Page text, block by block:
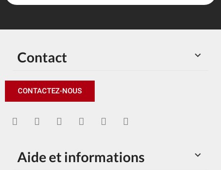

Contact
CONTACTEZ-NOUS

Aide et informations